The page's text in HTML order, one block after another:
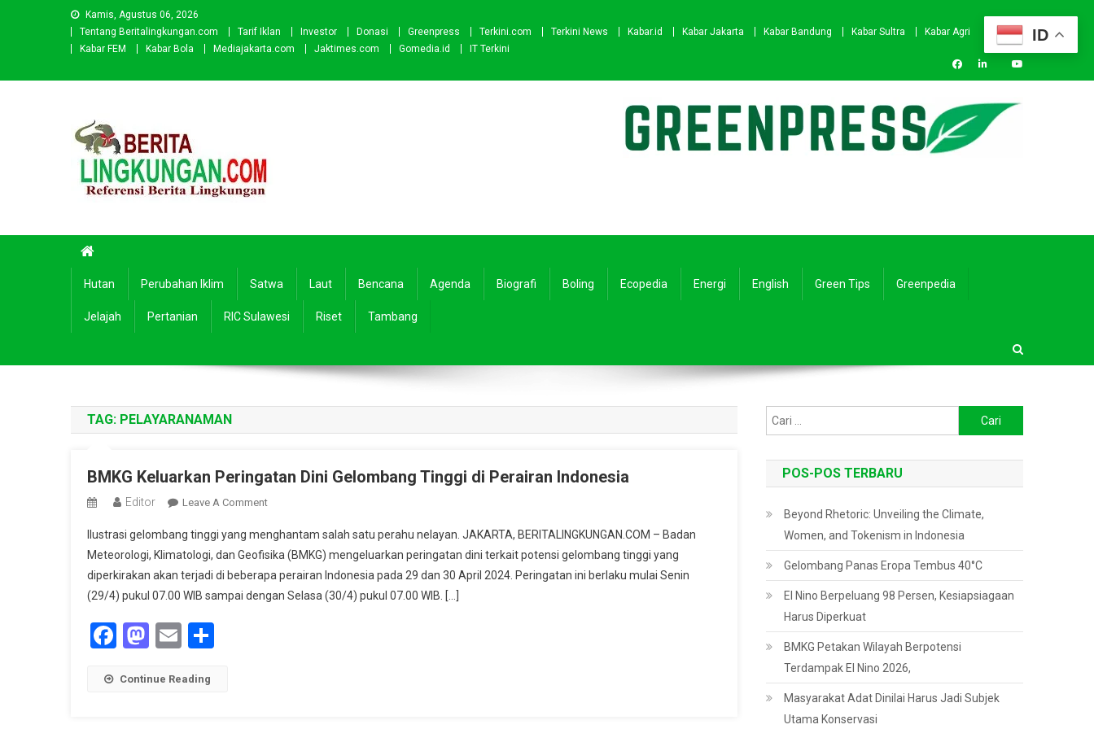
Kamis, Agustus 06, 2026
Tentang Beritalingkungan.com
Tarif Iklan Investor Donasi Greenpress Terkini.com Terkini News Kabar.id Kabar Jakarta Kabar Bandung Kabar Sultra
Kabar Agri
Kabar FEM
Kabar Bola Mediajakarta.com Jaktimes.com Gomedia.id IT Terkini
Hutan Perubahan Iklim Satwa Laut Bencana Agenda Biografi Boling Ecopedia Energi English Green Tips Greenpedia
Jelajah Pertanian RIC Sulawesi Riset Tambang
TAG: PELAYARANAMAN
BMKG Keluarkan Peringatan Dini Gelombang Tinggi di Perairan Indonesia
Editor Leave A CommentOn
Keluarkan
Peringatan
Dini
Gelombang
Ilustrasi gelombang tinggi yang menghantam salah satu perahu nelayan. JAKARTA, BERITALINGKUNGAN.COM – Badan
Meteorologi, Klimatologi, dan Geofisika (BMKG) mengeluarkan peringatan dini terkait potensi gelombang tinggi yang
diperkirakan akan terjadi di beberapa perairan Indonesia pada 29 dan 30 April 2024. Peringatan ini berlaku mulai Senin
(29/4) pukul 07.00 WIB sampai dengan Selasa (30/4) pukul 07.00 WIB. […]
Facebook
Mastodon
Email
Continue Reading
untuk:
POS-POS TERBARU
Beyond Rhetoric: Unveiling the Climate,
Women, and Tokenism in Indonesia
Gelombang Panas Eropa Tembus 40°C
El Nino Berpeluang 98 Persen, Kesiapsiagaan
Harus Diperkuat
BMKG Petakan Wilayah Berpotensi
Terdampak El Nino 2026,
Masyarakat Adat Dinilai Harus Jadi Subjek
Utama Konservasi
ID